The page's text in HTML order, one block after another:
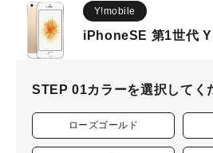
Y!mobile
iPhoneSE 第1世代
STEP 01カラーを選択してく
ローズゴールド